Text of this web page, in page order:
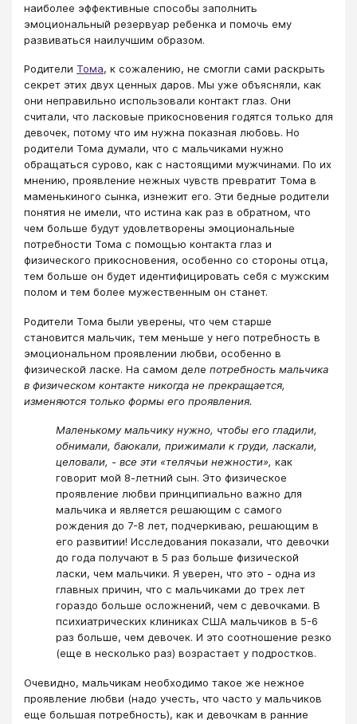
наиболее эффективные способы заполнить
эмоциональный резервуар ребенка и помочь ему
развиваться наилучшим образом.
Родители Тома, к сожалению, не смогли сами раскрыть
секрет этих двух ценных даров. Мы уже объясняли, как
они неправильно использовали контакт глаз. Они
считали, что ласковые прикосновения годятся только для
девочек, потому что им нужна показная любовь. Но
родители Тома думали, что с мальчиками нужно
обращаться сурово, как с настоящими мужчинами. По их
мнению, проявление нежных чувств превратит Тома в
маменькиного сынка, изнежит его. Эти бедные родители
понятия не имели, что истина как раз в обратном, что
чем больше будут удовлетворены эмоциональные
потребности Тома с помощью контакта глаз и
физического прикосновения, особенно со стороны отца,
тем больше он будет идентифицировать себя с мужским
полом и тем более мужественным он станет.
Родители Тома были уверены, что чем старше
становится мальчик, тем меньше у него потребность в
эмоциональном проявлении любви, особенно в
физической ласке. На самом деле потребность мальчика
в физическом контакте никогда не прекращается,
изменяются только формы его проявления.
Маленькому мальчику нужно, чтобы его гладили,
обнимали, баюкали, прижимали к груди, ласкали,
целовали, - все эти «телячьи нежности», как
говорит мой 8-летний сын. Это физическое
проявление любви принципиально важно для
мальчика и является решающим с самого
рождения до 7-8 лет, подчеркиваю, решающим в
его развитии! Исследования показали, что девочки
до года получают в 5 раз больше физической
ласки, чем мальчики. Я уверен, что это - одна из
главных причин, что с мальчиками до трех лет
гораздо больше осложнений, чем с девочками. В
психиатрических клиниках США мальчиков в 5-6
раз больше, чем девочек. И это соотношение резко
(еще в несколько раз) возрастает у подростков.
Очевидно, мальчикам необходимо такое же нежное
проявление любви (надо учесть, что часто у мальчиков
еще большая потребность), как и девочкам в ранние